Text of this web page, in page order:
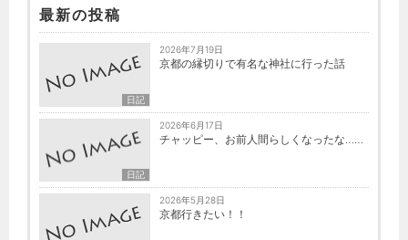
最新の投稿
日記
2026年7月19日
京都の縁切りで有名な神社に行った話
日記
2026年6月17日
チャッピー、お前人間らしくなったな……
2026年5月28日
京都行きたい！！